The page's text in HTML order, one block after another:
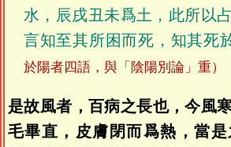
水，辰戌丑未爲土，此所以
言知至其所困而死，知其死
於陽者四語，與「陰陽別論」重）
是故風者，百病之長也，今風
毛畢直，皮膚閉而爲熱，當